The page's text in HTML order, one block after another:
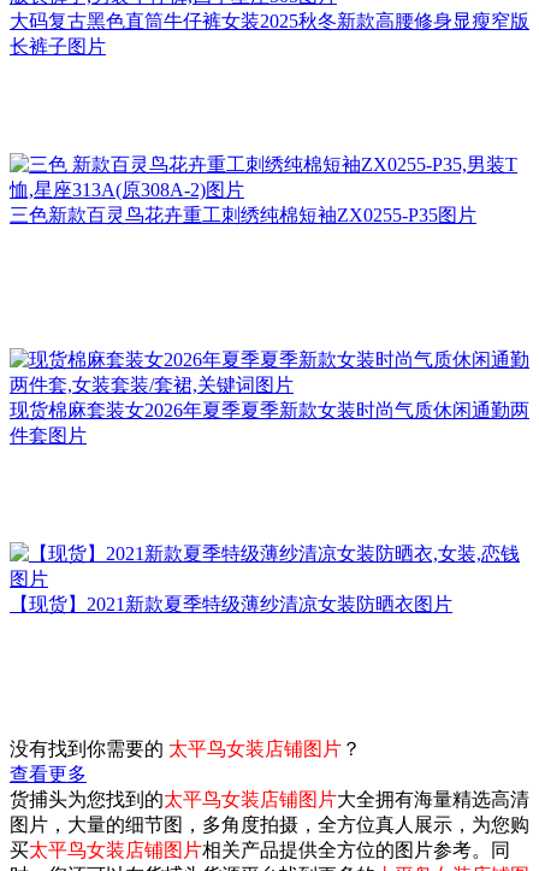
大码复古黑色直筒牛仔裤女装2025秋冬新款高腰修身显瘦窄版
长裤子图片
三色新款百灵鸟花卉重工刺绣纯棉短袖ZX0255-P35图片
现货棉麻套装女2026年夏季夏季新款女装时尚气质休闲通勤两
件套图片
【现货】2021新款夏季特级薄纱清凉女装防晒衣图片
没有找到你需要的 太平鸟女装店铺图片 ？
查看更多
货捕头为您找到的太平鸟女装店铺图片大全拥有海量精选高清
图片，大量的细节图，多角度拍摄，全方位真人展示，为您购
买太平鸟女装店铺图片相关产品提供全方位的图片参考。同